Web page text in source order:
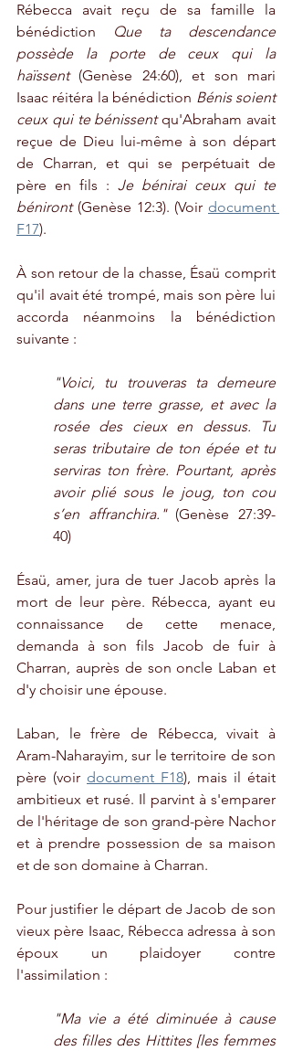
Rébecca avait reçu de sa famille la
bénédiction
Que ta descendance
possède la porte de ceux qui la
haïssent (Genèse 24:60), et son mari
Isaac réitéra la bénédiction Bénis soient
ceux qui te bénissent qu'Abraham avait
reçue de Dieu lui-même à son départ
de Charran, et qui se perpétuait de
père en fils : Je bénirai ceux qui te
béniront (Genèse 12:3). (Voir document
F17).
À son retour de la chasse, Ésaü comprit
qu'il avait été trompé, mais son père lui
accorda néanmoins la bénédiction
suivante :
"Voici, tu trouveras ta demeure
dans une terre grasse, et avec la
rosée des cieux en dessus. Tu
seras tributaire de ton épée et tu
serviras ton frère. Pourtant, après
avoir plié sous le joug, ton cou
s’en affranchira. " (Genèse 27:39-
40)
Ésaü, amer, jura de tuer Jacob après la
mort de leur père. Rébecca, ayant eu
connaissance de cette menace,
demanda à son fils Jacob de fuir à
Charran, auprès de son oncle Laban et
d'y choisir une épouse.
Laban, le frère de Rébecca, vivait à
Aram-Naharayim, sur le territoire de son
père (voir document F18), mais il était
ambitieux et rusé. Il parvint à s'emparer
de l'héritage de son grand-père Nachor
et à prendre possession de sa maison
et de son domaine à Charran.
Pour justifier le départ de Jacob de son
vieux père Isaac, Rébecca adressa à son
époux un plaidoyer contre
l'assimilation :
"Ma vie a été diminuée à cause
des filles des Hittites [les femmes